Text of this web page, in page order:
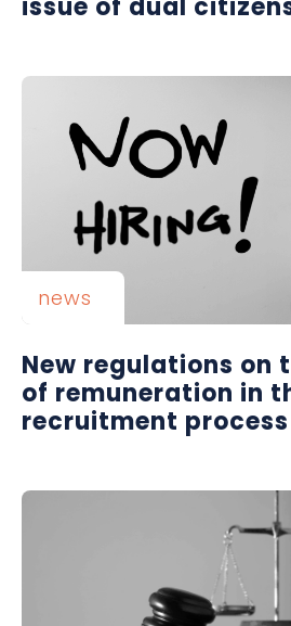
issue of dual
news
New regulations on
of remuneration in
recruitment process